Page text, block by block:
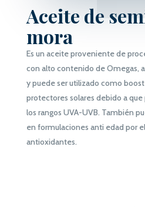
Aceite des
mora
Es un aceite proveniente de
con alto contenido de Omegas,
y puede ser utilizado como
protectores solares debido a
los rangos UVA-UVB. También
en formulaciones anti edad por
antioxidantes.